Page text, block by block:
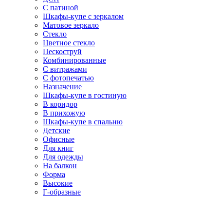
С патиной
Шкафы-купе с зеркалом
Матовое зеркало
Стекло
Цветное стекло
Пескоструй
Комбинированные
С витражами
С фотопечатью
Назначение
Шкафы-купе в гостиную
В коридор
В прихожую
Шкафы-купе в спальню
Детские
Офисные
Для книг
Для одежды
На балкон
Форма
Высокие
Г-образные